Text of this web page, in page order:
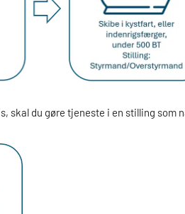
skal du gøre tjeneste i en stilling